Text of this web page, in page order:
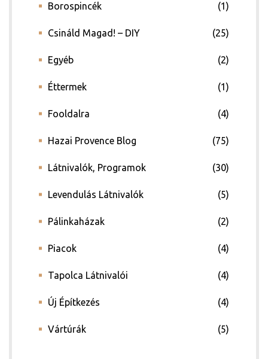
Borospincék (1)
Csináld Magad! – DIY (25)
Egyéb (2)
Éttermek (1)
Fooldalra (4)
Hazai Provence Blog (75)
Látnivalók, Programok (30)
Levendulás Látnivalók (5)
Pálinkaházak (2)
Piacok (4)
Tapolca Látnivalói (4)
Új Építkezés (4)
Vártúrák (5)